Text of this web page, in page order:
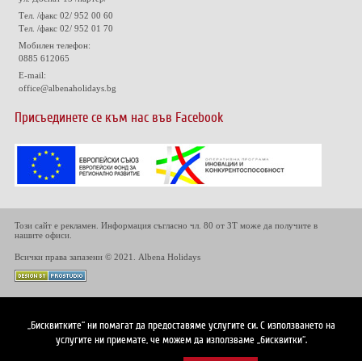
Тел. /факс 02/ 952 00 60
Тел. /факс 02/ 952 01 70
Мобилен телефон:
0885 612065
E-mail:
office@albenaholidays.bg
Присъединете се към нас във Facebook
Този сайт е рекламен. Информация съгласно чл. 80 от ЗТ може да получите в
нашите офиси.
Всички права запазени © 2021. Albena Holidays
„Бисквитките“ ни помагат да предоставяме услугите си. С използването на
услугите ни приемате, че можем да използваме „бисквитки“.